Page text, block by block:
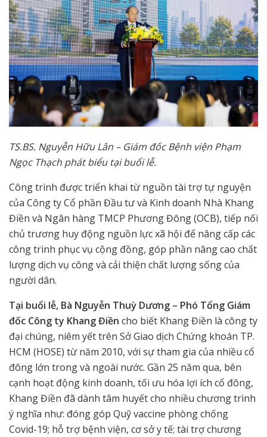
TS.BS. Nguyễn Hữu Lân – Giám đốc Bệnh viện Phạm
Ngọc Thạch phát biểu tại buổi lễ.
Công trình được triển khai từ nguồn tài trợ tự nguyện
của Công ty Cổ phần Đầu tư và Kinh doanh Nhà Khang
Điền và Ngân hàng TMCP Phương Đông (OCB), tiếp nối
chủ trương huy động nguồn lực xã hội để nâng cấp các
công trình phục vụ cộng đồng, góp phần nâng cao chất
lượng dịch vụ công và cải thiện chất lượng sống của
người dân.
Tại buổi lễ, Bà Nguyễn Thuỳ Dương – Phó Tổng Giám
đốc Công ty Khang Điền cho biết Khang Điền là công ty
đại chúng, niêm yết trên Sở Giao dịch Chứng khoán TP.
HCM (HOSE) từ năm 2010, với sự tham gia của nhiều cổ
đông lớn trong và ngoài nước. Gần 25 năm qua, bên
cạnh hoạt động kinh doanh, tối ưu hóa lợi ích cổ đông,
Khang Điền đã dành tâm huyết cho nhiều chương trình
ý nghĩa như: đóng góp Quỹ vaccine phòng chống
Covid-19; hỗ trợ bệnh viện, cơ sở y tế; tài trợ chương